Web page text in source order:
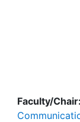
Faculty/Chair: